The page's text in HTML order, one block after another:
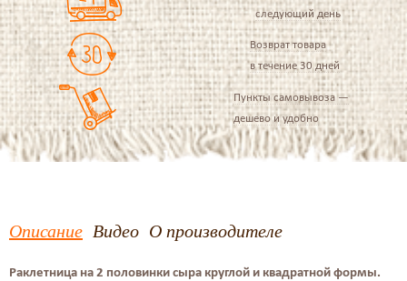
следующий день
Возврат товара
в течение 30 дней
Пункты самовывоза —
дешево и удобно
Описание Видео О производителе
Раклетница на 2 половинки сыра круглой и квадратной формы.